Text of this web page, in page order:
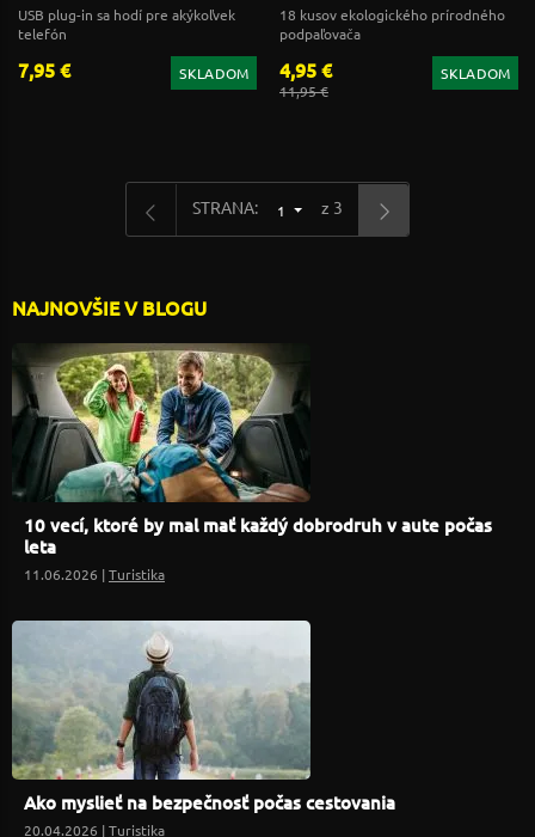
USB plug-in sa hodí pre akýkoľvek
telefón
7,95 € SKLADOM
18 kusov ekologického prírodného
podpaľovača
4,95 €
11,95 €
SKLADOM
STRANA: 1 z 3
NAJNOVŠIE V BLOGU
10 vecí, ktoré by mal mať každý dobrodruh v aute počas
leta
11.06.2026 |Turistika
Ako myslieť na bezpečnosť počas cestovania
20.04.2026 |Turistika